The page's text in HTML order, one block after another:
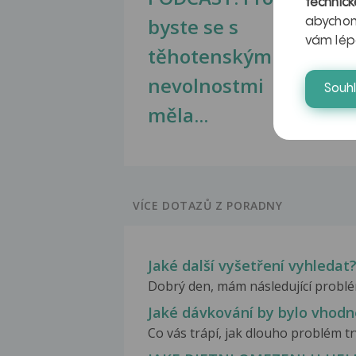
byste se s
těhotenskými
nevolnostmi
měla...
VÍCE DOTAZŮ Z PORADNY
Jaké další vyšetření vyhledat?
Dobrý den, mám následující
Jaké dávkování by bylo
Co vás trápí, jak dlouho problém
vám